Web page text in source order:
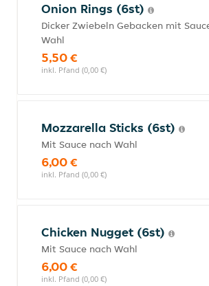
Onion Rings (6st)
Dicker Zwiebeln Gebacken mit
Wahl
5,50 €
inkl. Pfand (0,00 €)
Mozzarella Sticks (6st)
Mit Sauce nach Wahl
6,00 €
inkl. Pfand (0,00 €)
Chicken Nugget (6st)
Mit Sauce nach Wahl
6,00 €
inkl. Pfand (0,00 €)